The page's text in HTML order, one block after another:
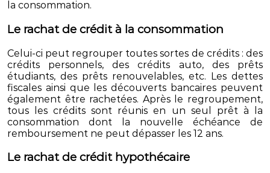
la consommation.
Le rachat de crédit à la consommation
Celui-ci peut regrouper toutes sortes de crédits : des
crédits personnels, des crédits auto, des prêts
étudiants, des prêts renouvelables, etc. Les dettes
fiscales ainsi que les découverts bancaires peuvent
également être rachetées. Après le regroupement,
tous les crédits sont réunis en un seul prêt à la
consommation dont la nouvelle échéance de
remboursement ne peut dépasser les 12 ans.
Le rachat de crédit hypothécaire